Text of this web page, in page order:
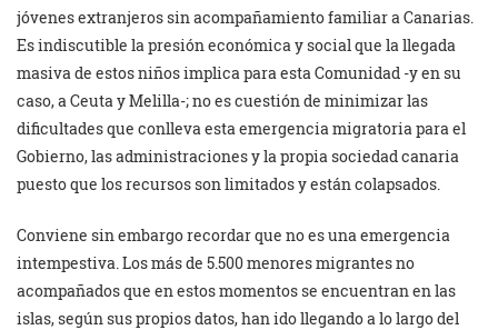
jóvenes extranjeros sin acompañamiento familiar a Canarias.
Es indiscutible la presión económica y social que la llegada
masiva de estos niños implica para esta Comunidad -y en su
caso, a Ceuta y Melilla-; no es cuestión de minimizar las
dificultades que conlleva esta emergencia migratoria para el
Gobierno, las administraciones y la propia sociedad canaria
puesto que los recursos son limitados y están colapsados.
Conviene sin embargo recordar que no es una emergencia
intempestiva. Los más de 5.500 menores migrantes no
acompañados que en estos momentos se encuentran en las
islas, según sus propios datos, han ido llegando a lo largo del